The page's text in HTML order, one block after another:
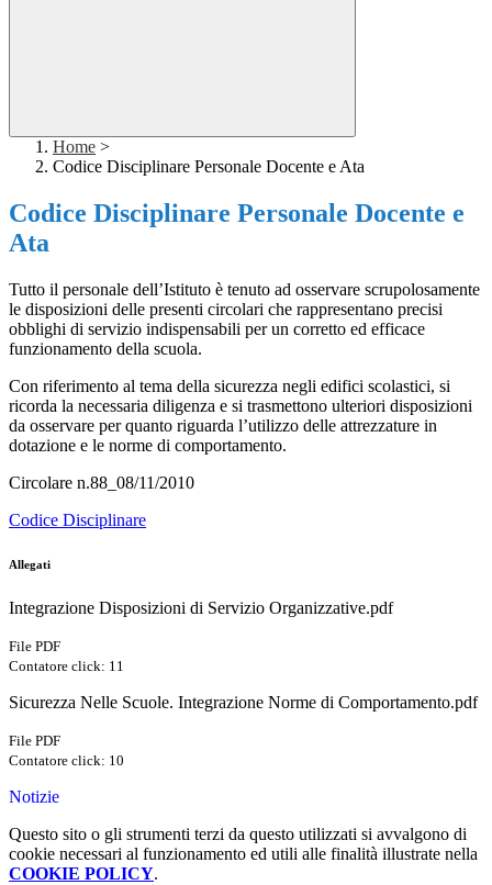
Home >
Codice Disciplinare Personale Docente e Ata
Codice Disciplinare Personale Docente e
Ata
Tutto il personale dell’Istituto è tenuto ad osservare scrupolosamente
le disposizioni delle presenti circolari che rappresentano precisi
obblighi di servizio indispensabili per un corretto ed efficace
funzionamento della scuola.
Con riferimento al tema della sicurezza negli edifici scolastici, si
ricorda la necessaria diligenza e si trasmettono ulteriori disposizioni
da osservare per quanto riguarda l’utilizzo delle attrezzature in
dotazione e le norme di comportamento.
Circolare n.88_08/11/2010
Codice Disciplinare
Allegati
Integrazione Disposizioni di Servizio Organizzative.pdf
File PDF
Contatore click: 11
Sicurezza Nelle Scuole. Integrazione Norme di Comportamento.pdf
File PDF
Contatore click: 10
Notizie
Questo sito o gli strumenti terzi da questo utilizzati si avvalgono di
cookie necessari al funzionamento ed utili alle finalità illustrate nella
COOKIE POLICY.